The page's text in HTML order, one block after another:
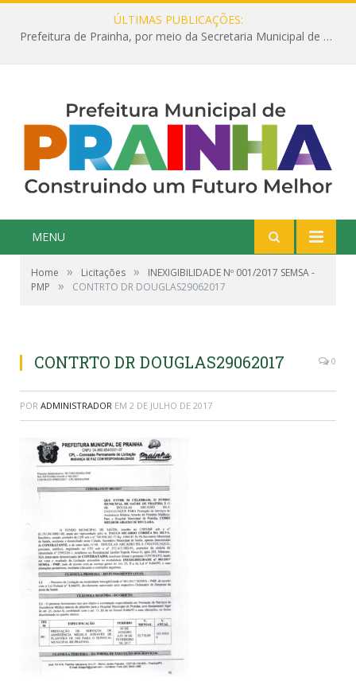
ÚLTIMAS PUBLICAÇÕES:
Prefeitura de Prainha, por meio da Secretaria Municipal de Educação, abre 354 vagas na área da Educação para 2025 com processo seletivo simplificado
MENU
Home » Licitações »
INEXIGIBILIDADE Nº 001/2017 SEMSA -
PMP
» CONTRTO DR DOUGLAS29062017
CONTRTO DR DOUGLAS29062017 0
POR ADMINISTRADOR EM 2 DE JULHO DE 2017